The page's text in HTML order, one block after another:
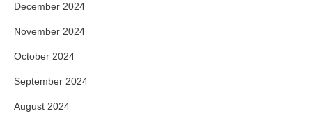
December 2024
November 2024
October 2024
September 2024
August 2024